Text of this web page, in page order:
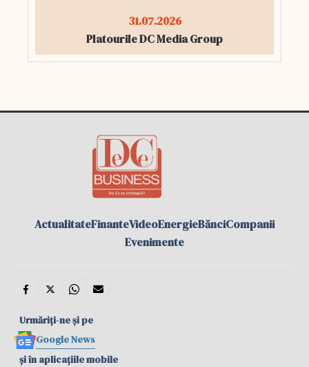
31.07.2026
Platourile DC Media Group
ActualitateFinanteVideoEnergieBănciCompanii
Evenimente
Urmăriți-ne și pe
Google News
și în aplicațiile mobile